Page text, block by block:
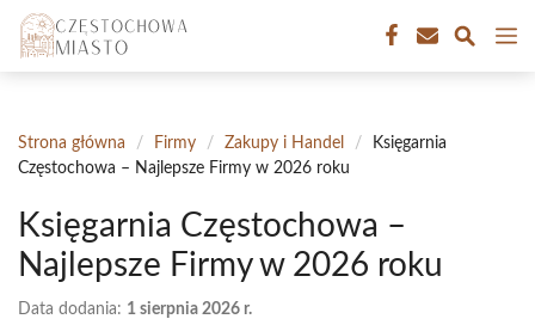
Przejdź
treści
Strona główna / Firmy / Zakupy i Handel /
Księgarnia
Częstochowa – Najlepsze Firmy w 2026 roku
Księgarnia Częstochowa –
Najlepsze Firmy w 2026 roku
Data dodania: 1 sierpnia 2026 r.